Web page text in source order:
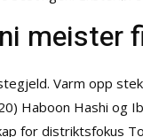
meister
Varm opp
Haboon Hashi og
for distriktsfokus